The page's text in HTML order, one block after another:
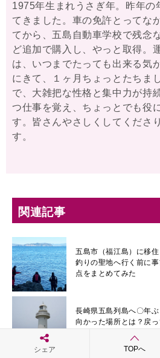
1975年生まれうさぎ年。昨年の
てきました。車の免許とってな
てから、五島自動車学校で残念
ど追加で購入し、やっと取得。
は、いつまでたっても出来る気
にきて、１ヶ月ちょっとたちま
で、大雑把な性格と集中力が持
つ仕事を覚え、ちょっとでも役
す。皆さんやさしくしてくださ
す。
関連記事
五島市（福江島）に移
釣りの聖地へ行く前に
点をまとめてみた
長崎県五島列島へ〇年
向かった場所とは？戻
シェア
TOPへ